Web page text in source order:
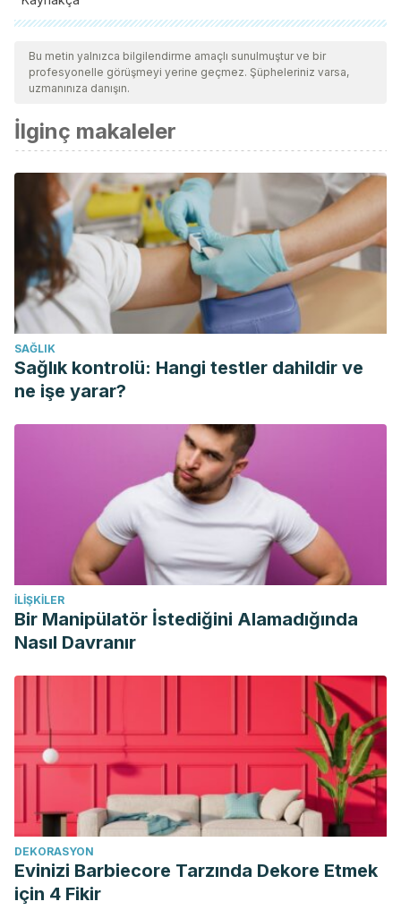
Tüm alıntı yapılan kaynaklar, kalitelerini, güvenilirliklerini,
güncelliklerini ve geçerliliklerini sağlamak için ekibimiz
tarafından derinlemesine incelendi. Bu makalenin bibliyografisi
kabul edildi.
Gabriela Blasco López, Francisco Javier Gómez Montaño
[Internet]. 2014.Propiedades funcionales del plátano.
[Consultado el 15/12/2018]. Disponible
en: https://www.uv.mx/rm/num_anteriores/
Bu metin yalnızca bilgilendirme amaçlı sunulmuştur ve bir
profesyonelle görüşmeyi yerine geçmez. Şüpheleriniz varsa,
uzmanınıza danışın.
İlginç makaleler
SAĞLIK
Sağlık kontrolü: Hangi testler dahildir ve
ne işe yarar?
İLIŞKILER
Bir Manipülatör İstediğini Alamadığında
Nasıl Davranır
DEKORASYON
Evinizi Barbiecore Tarzında Dekore Etmek
için 4 Fikir